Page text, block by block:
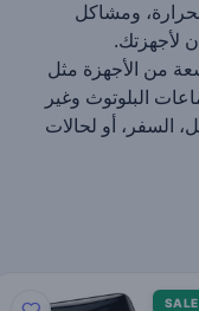
ومشاكل
لأجهزتك.
من الأجهزة مثل
البلوتوث وغير
السفر، أو لحالات
SALE